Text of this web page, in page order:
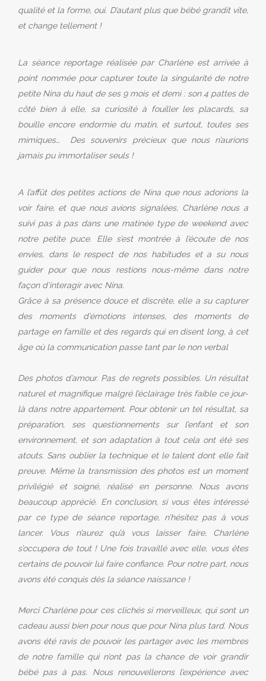
qualité et la forme, oui. D’autant plus que bébé grandit vite,
et change tellement !
La séance reportage réalisée par Charlène est arrivée à
point nommée pour capturer toute la singularité de notre
petite Nina du haut de ses 9 mois et demi : son 4 pattes de
côté bien à elle, sa curiosité à fouiller les placards, sa
bouille encore endormie du matin, et surtout, toutes ses
mimiques… Des souvenirs précieux que nous n’aurions
jamais pu immortaliser seuls !
A l’affût des petites actions de Nina que nous adorions la
voir faire, et que nous avions signalées, Charlène nous a
suivi pas à pas dans une matinée type de weekend avec
notre petite puce. Elle s’est montrée à l’écoute de nos
envies, dans le respect de nos habitudes et a su nous
guider pour que nous restions nous-même dans notre
façon d’interagir avec Nina.
Grâce à sa présence douce et discrète, elle a su capturer
des moments d’émotions intenses, des moments de
partage en famille et des regards qui en disent long, à cet
âge où la communication passe tant par le non verbal
Des photos d’amour. Pas de regrets possibles. Un résultat
naturel et magnifique malgré l’éclairage très faible ce jour-
là dans notre appartement. Pour obtenir un tel résultat, sa
préparation, ses questionnements sur l’enfant et son
environnement, et son adaptation à tout cela ont été ses
atouts. Sans oublier la technique et le talent dont elle fait
preuve. Même la transmission des photos est un moment
privilégié et soigné, réalisé en personne. Nous avons
beaucoup apprécié. En conclusion, si vous êtes intéressé
par ce type de séance reportage, n’hésitez pas à vous
lancer. Vous n’aurez qu’à vous laisser faire, Charlène
s’occupera de tout ! Une fois travaillé avec elle, vous êtes
certains de pouvoir lui faire confiance. Pour notre part, nous
avons été conquis dès la séance naissance !
Merci Charlène pour ces clichés si merveilleux, qui sont un
cadeau aussi bien pour nous que pour Nina plus tard. Nous
avons été ravis de pouvoir les partager avec les membres
de notre famille qui n’ont pas la chance de voir grandir
bébé pas à pas. Nous renouvellerons l’expérience avec